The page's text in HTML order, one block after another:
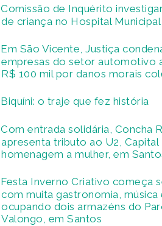
Comissão de Inquérito
de criança no Hospital Municipal
Em São Vicente, Justiça
empresas do setor automotivo
R$ 100 mil por danos morais
Biquíni: o traje que fez história
Com entrada solidária, Concha
apresenta tributo ao U2, Capital
homenagem a mulher, em
Festa Inverno Criativo começa
com muita gastronomia, música
ocupando dois armazéns do
Valongo, em Santos